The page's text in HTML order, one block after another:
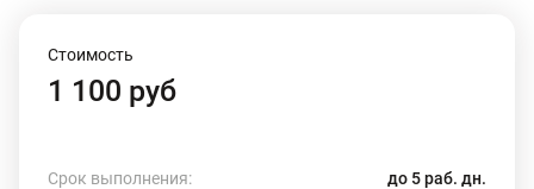
Стоимость
1 100 руб
Срок выполнения: до 5 раб. дн.